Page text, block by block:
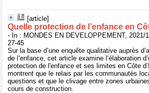
[article]
Quelle protection de l’enfance en
- In : MONDES EN DEVELOPPEMENT, 2021/
27-45
Sur la base d’une enquête qualitative auprès
de l’enfance, cet article examine l’élaboration
protection de l'enfance et ses limites en Côte
montrent que le relais par les communautés
questions et que le clivage entre zones
cours de construction.